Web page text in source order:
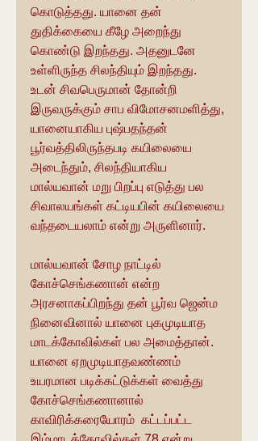
கொடுத்தது. யானை தன்
துதிக்கையை கீழே அறைந்து
கொண்டு இறந்தது. அதனுடனே
உள்ளிருந்த சிலந்தியும் இறந்தது.
உடன் சிவபெருமான் தோன்றி
இருவருக்கும் சாப விமோசனமளித்து,
யானையாகிய புஷ்பதந்தன்
பூர்வத்திலிருந்தபடி கயிலையை
அடைந்தும், சிலந்தியாகிய
மால்யவான் மறு பிறப்பு எடுத்து பல
சிவாலயங்கள் கட்டியபின் கயிலையை
வந்தடையலாம் என்று அருளினார்.
மால்யவான் சோழ நாட்டில்
கோச்செங்கணான் என்ற
அரசனாகப்பிறந்து தன் பூர்வ ஜென்ம
நினைவினால் யானை புகமுடியாத
மாடக்கோவில்கள் பல அமைத்தான்.
யானை ஏறமுடியாதவண்ணம்
உயரமான படிக்கட்டுக்கள் வைத்து
கோச்செங்கணானால்
காவிரிக்கரையோரம்  கட்டப்பட்ட